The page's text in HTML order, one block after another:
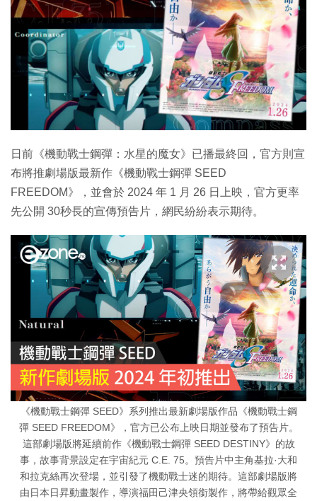
日前《機動戰士鋼彈：水星的魔女》已播最終回，官方則宣
布將推劇場版最新作《機動戰士鋼彈 SEED
FREEDOM》，並會於 2024 年 1 月 26 日上映，官方更率
先公開 30秒長的宣傳預告片，網民紛紛表示期待。
《機動戰士鋼彈 SEED》系列推出最新劇場版作品《機動戰士鋼
彈 SEED FREEDOM》，官方已公布上映日期並發布了預告片。
這部劇場版將延續前作《機動戰士鋼彈 SEED DESTINY》的故
事，故事背景設定在宇宙紀元 C.E. 75。預告片中主角基拉·大和
和拉克絲再次登場，並引發了機動戰士迷的期待。這部劇場版將
由日本日昇動畫製作，導演福田己津央領銜製作，將帶給觀眾全